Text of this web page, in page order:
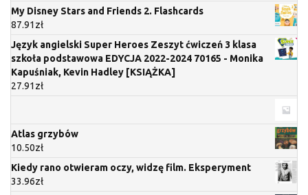
My Disney Stars and Friends 2. Flashcards
87.91 zł
Język angielski Super Heroes Zeszyt ćwiczeń 3 klasa
szkoła podstawowa EDYCJA 2022-2024 70165 - Monika
Kapuśniak, Kevin Hadley [KSIĄŻKA]
27.91 zł
Atlas grzybów
10.50zł
Kiedy rano otwieram oczy, widzę film. Eksperyment
33.96zł